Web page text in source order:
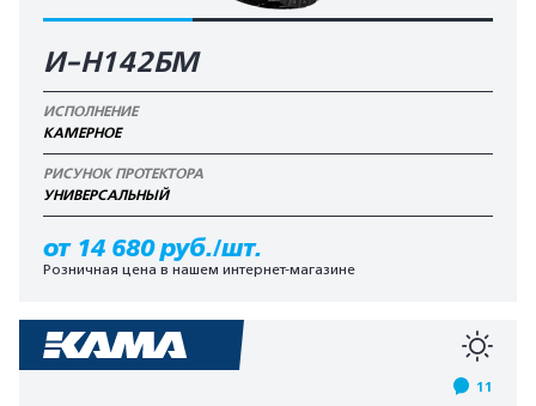
И-Н142БМ
ИСПОЛНЕНИЕ
КАМЕРНОЕ
РИСУНОК ПРОТЕКТОРА
УНИВЕРСАЛЬНЫЙ
от 14 680 руб./шт.
Розничная цена в нашем интернет-магазине
11